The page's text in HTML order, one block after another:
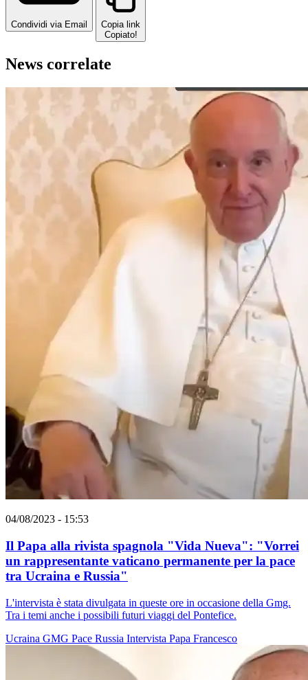
Condividi via Email
Copia link
Copiato!
News correlate
04/08/2023 - 15:53
Il Papa alla rivista spagnola "Vida Nueva": "Vorrei
un rappresentante vaticano permanente per la pace
tra Ucraina e Russia"
L'intervista è stata divulgata in queste ore in occasione della Gmg.
Tra i temi anche i possibili futuri viaggi del Pontefice.
Ucraina GMG Pace Russia Intervista Papa Francesco